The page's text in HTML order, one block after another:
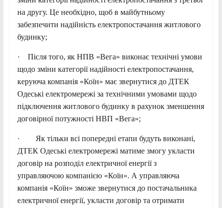
на другу. Це необхідно, щоб в майбутньому
забезпечити надійність електропостачання житлового
будинку;
· Після того, як НПВ «Вега» виконає технічні умови
щодо зміни категорії надійності електропостачання,
керуюча компанія «Коїн» має звернутися до ДТЕК
Одеські електромережі за технічними умовами щодо
підключення житлового будинку в рахунок зменшення
договірної потужності НВП «Вега»;
· Як тільки всі попередні етапи будуть виконані,
ДТЕК Одеські електромережі матиме змогу укласти
договір на розподіл електричної енергії з
управляючою компанією «Коїн». А управляюча
компанія «Коїн» зможе звернутися до постачальника
електричної енергії, укласти договір та отримати